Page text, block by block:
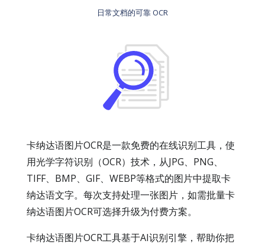
日常文档的可靠 OCR
卡纳达语图片OCR是一款免费的在线识别工具，使
用光学字符识别（OCR）技术，从JPG、PNG、
TIFF、BMP、GIF、WEBP等格式的图片中提取卡
纳达语文字。每次支持处理一张图片，如需批量卡
纳达语图片OCR可选择升级为付费方案。
卡纳达语图片OCR工具基于AI识别引擎，帮助你把